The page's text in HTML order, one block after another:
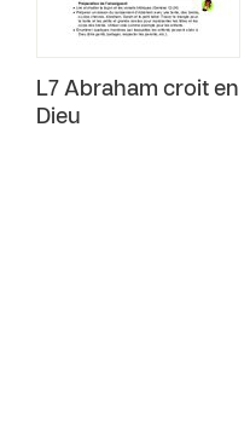
L7 Abraham croit en
Dieu